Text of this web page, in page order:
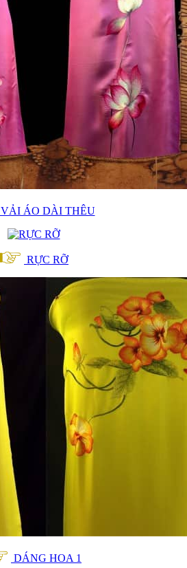
VẢI ÁO DÀI THÊU
RỰC RỠ
DÁNG HOA 1